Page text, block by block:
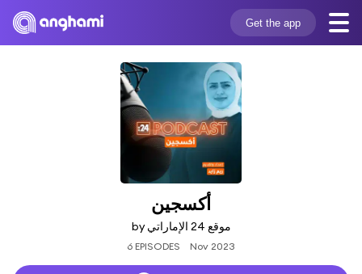
Get the app
أكسجين
by موقع 24 الإماراتي
6 EPISODES Nov 2023